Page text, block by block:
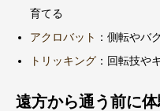
育てる
アクロバット ：側転やバ
トリッキング ：回転技や
遠方から通う前に